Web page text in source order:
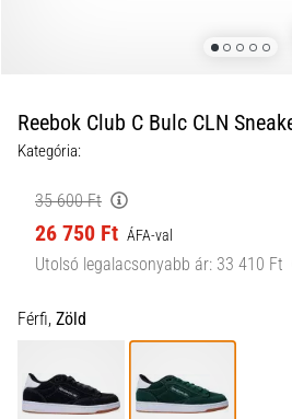
következő
dolgok
nem
táskádból!​​​​​​​
•
10 perces olvasási idő
Cross
Training
Reebok Club C Bulc CLN
Kategória:
35 600 Ft
26 750 Ft ÁFA-val
Utolsó legalacsonyabb ár: 33 410 Ft
Férfi, Zöld